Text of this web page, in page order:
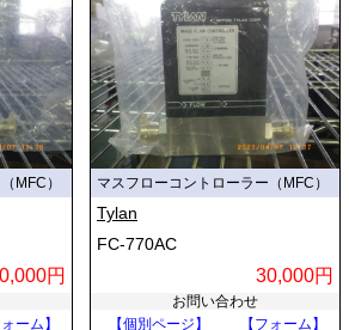
MFC）
円
ォーム】
マスフローコントローラー（MFC）
Tylan
FC-770AC
30,000円
お問い合わせ
【個別ページ】
【フォーム】